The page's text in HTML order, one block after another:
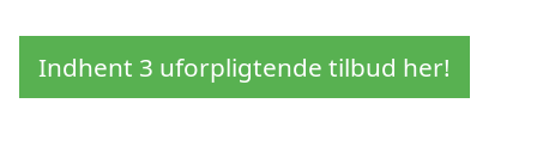
Indhent 3 uforpligtende tilbud her!